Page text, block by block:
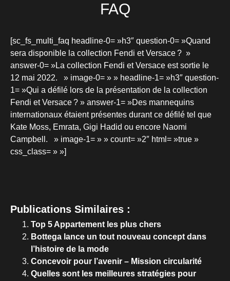
FAQ
[sc_fs_multi_faq headline-0= »h3″ question-0= »Quand
sera disponible la collection Fendi et Versace ? »
answer-0= »La collection Fendi et Versace est sortie le
12 mai 2022. » image-0= » » headline-1= »h3″ question-
1= »Qui a défilé lors de la présentation de la collection
Fendi et Versace ? » answer-1= »Des mannequins
internationaux étaient présentes durant ce défilé tel que
Kate Moss, Emrata, Gigi Hadid ou encore Naomi
Campbell. » image-1= » » count= »2″ html= »true »
css_class= » »]
Publications Similaires :
Top 5 Appartement les plus chers
Bottega lance un tout nouveau concept dans
l’histoire de la mode
Concevoir pour l’avenir – Mission circularité
Quelles sont les meilleures stratégies pour